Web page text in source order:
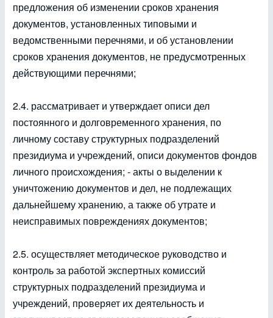
предложения об изменении сроков хранения
документов, установленных типовыми и
ведомственными перечнями, и об установлении
сроков хранения документов, не предусмотренных
действующими перечнями;
2.4. рассматривает и утверждает описи дел
постоянного и долговременного хранения, по
личному составу структурных подразделений
президиума и учреждений, описи документов фондов
личного происхождения; - акты о выделении к
уничтожению документов и дел, не подлежащих
дальнейшему хранению, а также об утрате и
неисправимых повреждениях документов;
2.5. осуществляет методическое руководство и
контроль за работой экспертных комиссий
структурных подразделений президиума и
учреждений, проверяет их деятельность и